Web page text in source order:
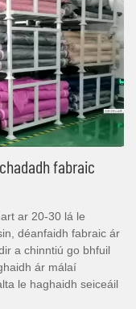
fabraic
ar 20-30 lá le
déanfaidh fabraic ár
a chinntiú go bhfuil
ár málaí
le haghaidh seiceáil